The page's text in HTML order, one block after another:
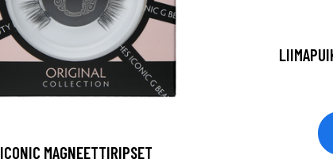
ICONIC MAGNEETTIRIPSET